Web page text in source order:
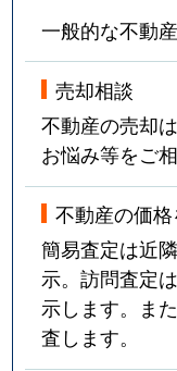
一般的な不動
売却相談
不動産の売却
お悩み等をご
不動産の価
簡易査定は近
示。訪問査定
示します。ま
査します。